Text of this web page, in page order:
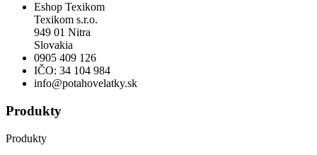
Eshop Texikom
Texikom s.r.o.
949 01 Nitra
Slovakia
0905 409 126
IČO: 34 104 984
info@potahovelatky.sk
Produkty
Produkty